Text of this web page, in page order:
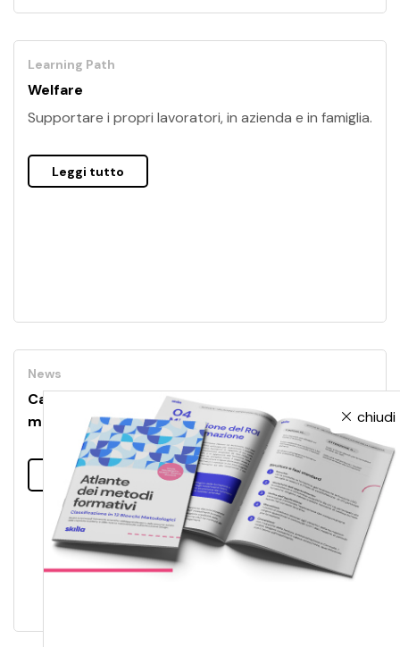
Learning Path
Welfare
Supportare i propri lavoratori, in azienda e in famiglia.
Leggi tutto
News
Cambiamo gli occhiali con cui guardiamo il
mondo
Leggi tutto
chiudi